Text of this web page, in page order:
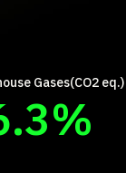
Gases(CO2 eq.)
%